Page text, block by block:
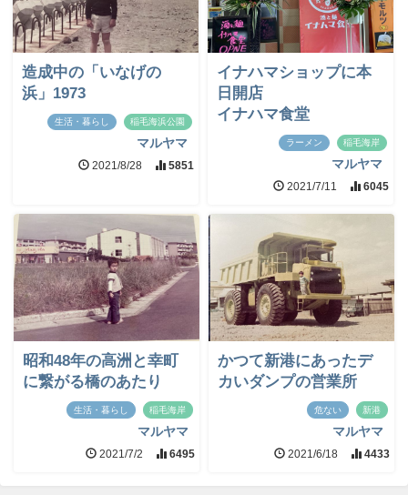
造成中の「いなげの
浜」1973
生活・暮らし 稲毛海浜公園
マルヤマ
2021/8/28 5851
イナハマショップに本
日開店
イナハマ食堂
ラーメン 稲毛海岸
マルヤマ
2021/7/11 6045
昭和48年の高洲と幸町
に繋がる橋のあたり
生活・暮らし 稲毛海岸
マルヤマ
2021/7/2 6495
かつて新港にあったデ
カいダンプの営業所
危ない 新港
マルヤマ
2021/6/18 4433